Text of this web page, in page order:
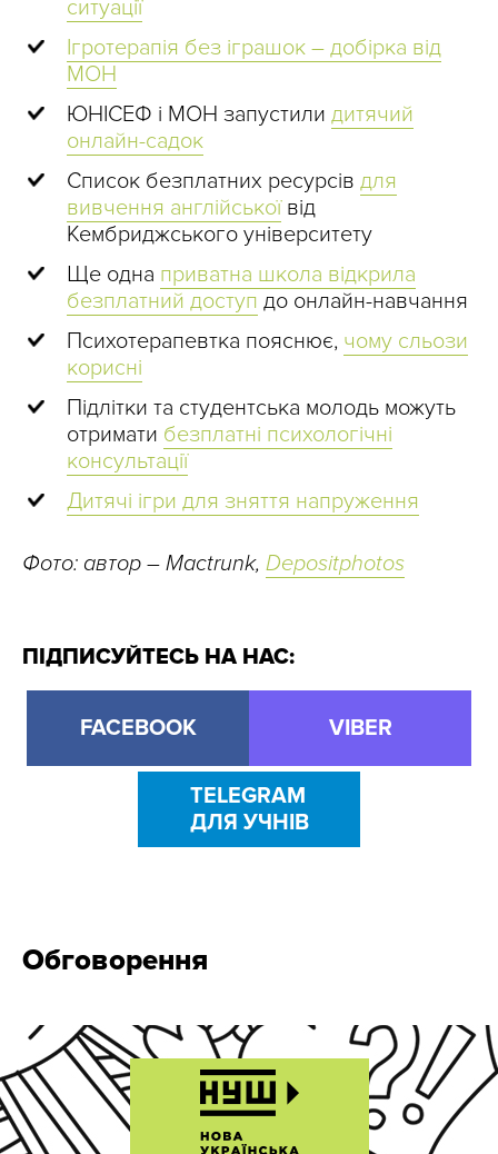
ситуації
Ігротерапія без іграшок – добірка від
МОН
ЮНІСЕФ і МОН запустили дитячий
онлайн-садок
Список безплатних ресурсів для
вивчення англійськоївід
Кембриджського університету
Ще одна приватна школа відкрила
безплатний доступ до онлайн-навчання
Психотерапевтка пояснює, чому сльози
корисні
Підлітки та студентська молодь можуть
отримати безплатні психологічні
консультації
Дитячі ігри для зняття напруження
Фото: автор – Mactrunk, Depositphotos
ПІДПИСУЙТЕСЬ НА НАС:
FACEBOOK VIBER
TELEGRAM
ДЛЯ УЧНІВ
Обговорення